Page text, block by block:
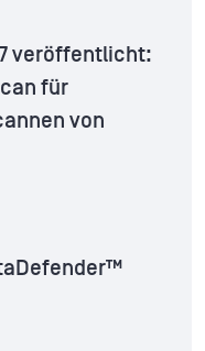
veröffentlicht:
für
von